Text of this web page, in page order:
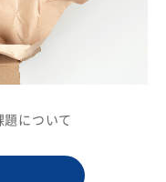
について